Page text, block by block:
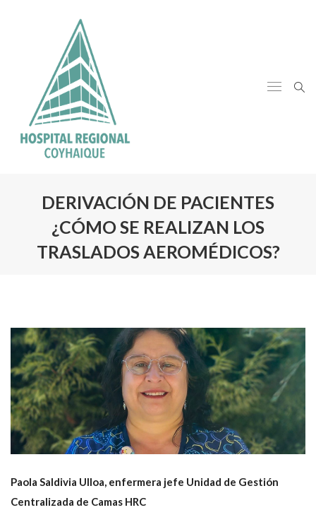
DERIVACIÓN DE PACIENTES
¿CÓMO SE REALIZAN LOS
TRASLADOS AEROMÉDICOS?
Paola Saldivia Ulloa, enfermera jefe Unidad de Gestión
Centralizada de Camas HRC